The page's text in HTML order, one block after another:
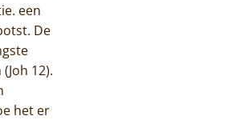
een
De
12).
het er